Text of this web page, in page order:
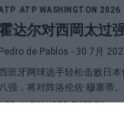
项伟大优势。
ATP WASHINGTON 2026
达尔对西岡太过
Pedro de Pablos - 30 7月
班牙网球选手轻松击败日
八强，将对阵洛伦佐·穆塞蒂。
ALEXANDER ZVEREV